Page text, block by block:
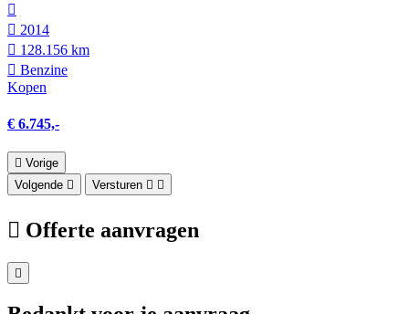
2014
128.156 km
Benzine
Kopen
€ 6.745,-
Vorige
Volgende
Versturen
Offerte aanvragen